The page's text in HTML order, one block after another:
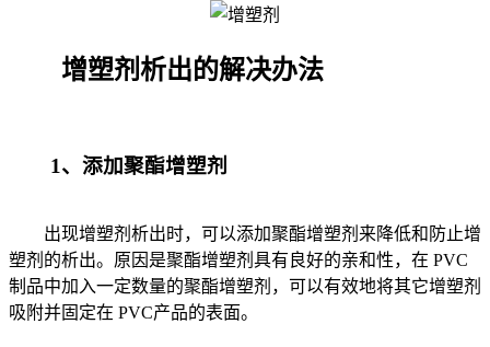
增塑剂析出的解决办法
1、添加聚酯增塑剂
出现增塑剂析出时，可以添加聚酯增塑剂来降低和防止增
塑剂的析出。原因是聚酯增塑剂具有良好的亲和性，在 PVC
制品中加入一定数量的聚酯增塑剂，可以有效地将其它增塑剂
吸附并固定在 PVC产品的表面。